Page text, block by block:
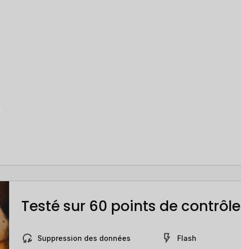
Testé sur 60 points de contrôle
Suppression des données Flash